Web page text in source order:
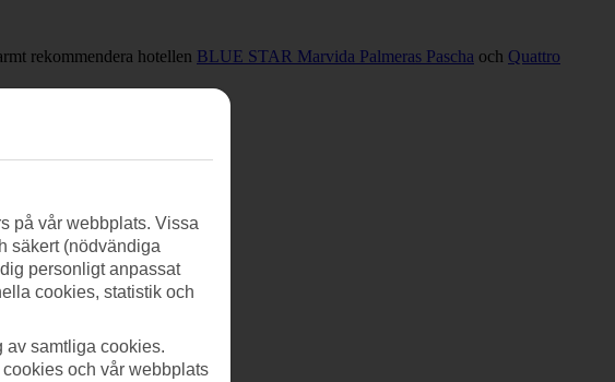
rekommendera hotellen BLUE STAR Marvida Palmeras Pascha och Quattro
av.
på vår webbplats. Vissa
säkert (nödvändiga
personligt anpassat
cookies, statistik och
av samtliga cookies.
och vår webbplats